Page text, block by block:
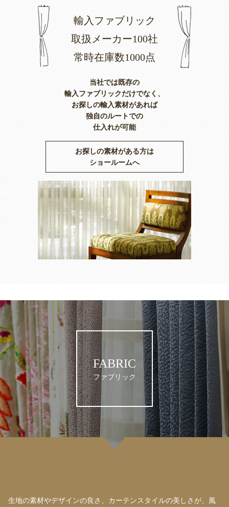
輸入ファブリック
取扱メーカー100社
常時在庫数1000点
当社では既存の
輸入ファブリックだけでなく、
お探しの輸入素材があれば
独自のルートでの
仕入れが可能
お探しの素材がある方は
ショールームへ
FABRIC
ファブリック
生地の素材やデザインの良さ、カーテンスタイルの美しさが、風